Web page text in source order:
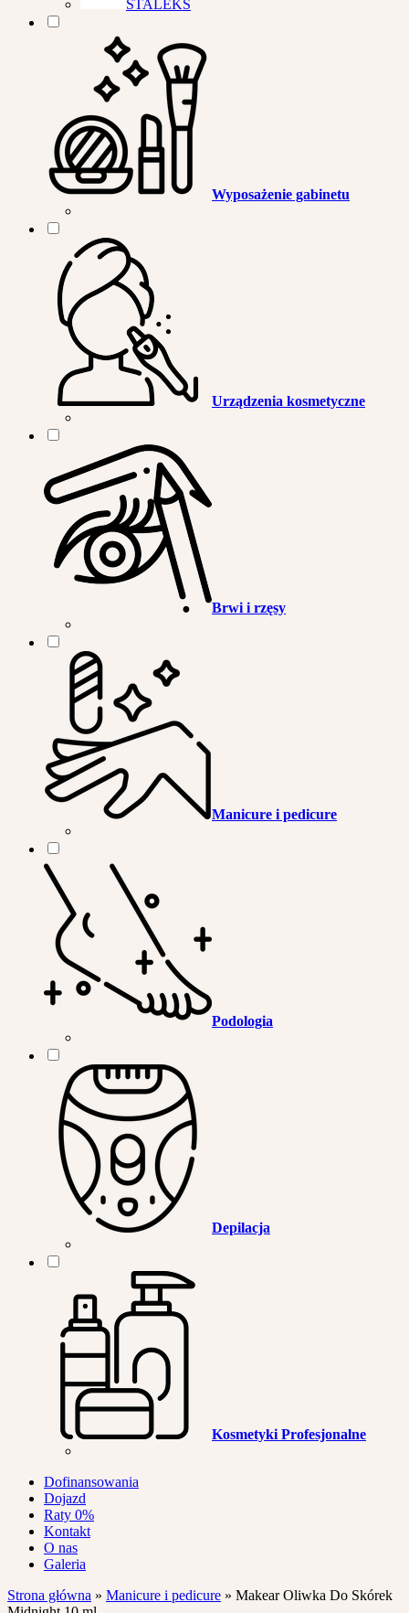
STALEKS
Wyposażenie gabinetu
Urządzenia kosmetyczne
Brwi i rzęsy
Manicure i pedicure
Podologia
Depilacja
Kosmetyki Profesjonalne
Dofinansowania
Dojazd
Raty 0%
Kontakt
O nas
Galeria
Strona główna » Manicure i pedicure » Makear Oliwka Do Skórek